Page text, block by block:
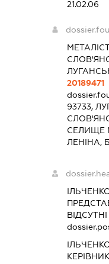
21.02.06
20189471
93733,
СЕЛИЩЕ
ЛЕНІНА,
ВІДСУТНІ
КЕРІВНИК